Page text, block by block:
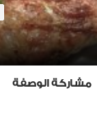
مشاركة الوصفة